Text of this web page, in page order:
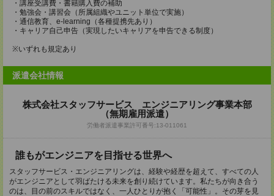
・講座受講費・書籍購入費の補助
・勉強会・講習会（所属組織やユニット単位で実施）
・通信教育、e-learning（各種提携先あり）
・キャリア自己申告（実現したいキャリアを申告できる制度）
※いずれも規定あり
派遣会社情報
株式会社スタッフサービス エンジニアリング事業本部
（無期雇用派遣）
労働者派遣事業許可番号:13-011061
誰もがエンジニアを目指せる世界へ
スタッフサービス・エンジニアリングは、経験や経歴を超えて、すべての人
がエンジニアとして羽ばたける未来を創り続けています。私たちが向き合う
のは、目の前のスキルではなく、一人ひとりが抱く「可能性」。その芽を見